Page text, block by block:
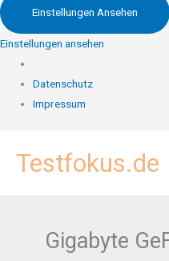
Einstellungen Ansehen
Einstellungen ansehen
Datenschutz
Impressum
InhaltTestfokus.de
Gigabyte